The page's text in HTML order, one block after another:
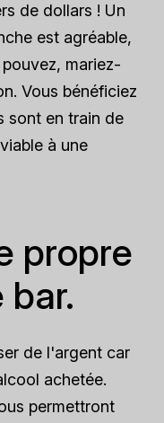
de dollars ! Un
est agréable,
mariez-
Vous bénéficiez
sont en train de
à une
propre
bar.
de l'argent car
achetée.
permettront